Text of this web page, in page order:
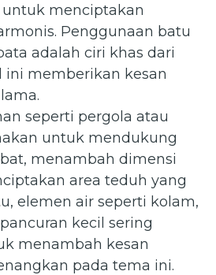
menciptakan
Penggunaan batu
adalah ciri khas dari
ini memberikan kesan
seperti pergola atau
untuk mendukung
menambah dimensi
area teduh yang
elemen air seperti kolam,
kecil sering
menambah kesan
pada tema ini.